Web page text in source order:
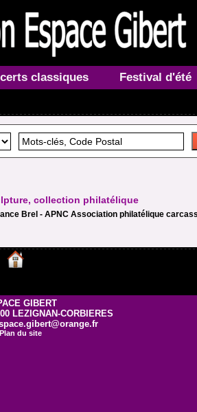
classiques Festival d'été
collection philatélique
Brel - APNC Association philatélique
GIBERT
LEZIGNAN-CORBIERES
Plan du site